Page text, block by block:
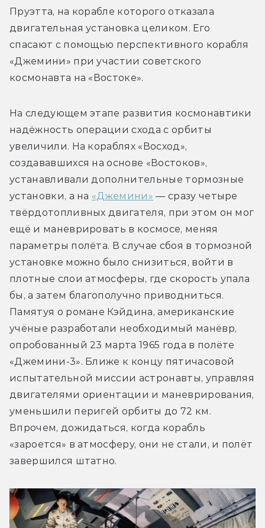
Пруэтта, на корабле которого отказала
двигательная установка целиком. Его
спасают с помощью перспективного корабля
«Джемини» при участии советского
космонавта на «Востоке».
На следующем этапе развития космонавтики
надёжность операции схода с орбиты
увеличили. На кораблях «Восход»,
создававшихся на основе «Востоков»,
устанавливали дополнительные тормозные
установки, а на «Джемини» — сразу четыре
твёрдотопливных двигателя, при этом он мог
ещё и маневрировать в космосе, меняя
параметры полёта. В случае сбоя в тормозной
установке можно было снизиться, войти в
плотные слои атмосферы, где скорость упала
бы, а затем благополучно приводниться.
Памятуя о романе Кэйдина, американские
учёные разработали необходимый манёвр,
опробованный 23 марта 1965 года в полёте
«Джемини-3». Ближе к концу пятичасовой
испытательной миссии астронавты, управляя
двигателями ориентации и маневрирования,
уменьшили перигей орбиты до 72 км.
Впрочем, дожидаться, когда корабль
«зароется» в атмосферу, они не стали, и полёт
завершился штатно.